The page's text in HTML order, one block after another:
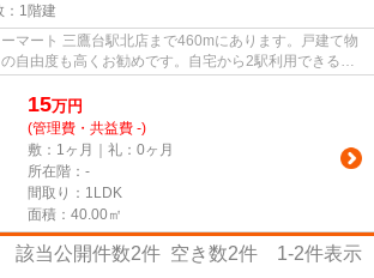
：1階建
マート 三鷹台駅北店まで460mにあります。戸建て物
自由度も高くお勧めです。自宅から2駅利用できる、
まで...
15万円
(管理費・共益費 -)
敷：1ヶ月｜礼：0ヶ月
所在階：-
間取り：1LDK
面積：40.00㎡
該当公開件数2件 空き数2件 1-2件表示